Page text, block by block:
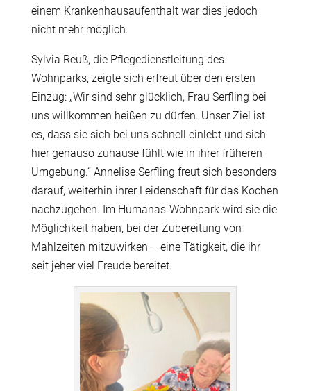
einem Krankenhausaufenthalt war dies jedoch
nicht mehr möglich.
Sylvia Reuß, die Pflegedienstleitung des
Wohnparks, zeigte sich erfreut über den ersten
Einzug: „Wir sind sehr glücklich, Frau Serfling bei
uns willkommen heißen zu dürfen. Unser Ziel ist
es, dass sie sich bei uns schnell einlebt und sich
hier genauso zuhause fühlt wie in ihrer früheren
Umgebung.“ Annelise Serfling freut sich besonders
darauf, weiterhin ihrer Leidenschaft für das Kochen
nachzugehen. Im Humanas-Wohnpark wird sie die
Möglichkeit haben, bei der Zubereitung von
Mahlzeiten mitzuwirken – eine Tätigkeit, die ihr
seit jeher viel Freude bereitet.